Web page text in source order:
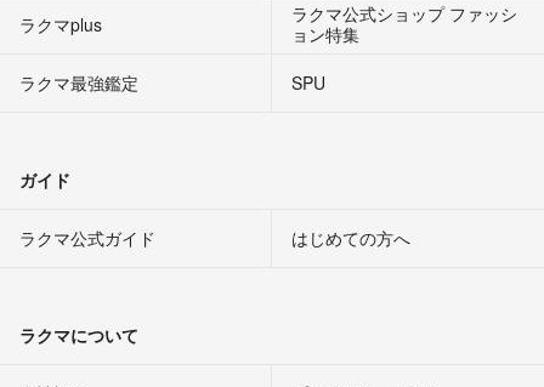
ラクマplus
ラクマ公式ショップ ファッシ
ョン特集
ラクマ最強鑑定
SPU
ガイド
ラクマ公式ガイド はじめての方へ
ラクマについて